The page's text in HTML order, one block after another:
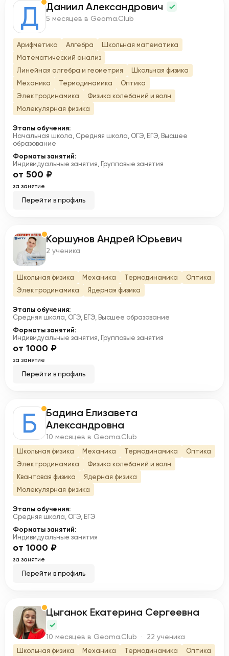
Д Даниил Александрович
5 месяцев в Geoma.Club
Арифметика Алгебра
Школьная математика
Математический анализ
Линейная алгебра и геометрия
Школьная физика
Механика
Термодинамика
Оптика
Электродинамика
Физика колебаний и волн
Молекулярная физика
Этапы обучения:
Начальная школа, Средняя школа, ОГЭ, ЕГЭ, Высшее
образование
Форматы занятий:
Индивидуальные занятия, Групповые занятия
от 500 ₽
за занятие
Перейти в профиль
К Коршунов Андрей Юрьевич
2 ученика
Школьная физика Механика Термодинамика
Оптика
Электродинамика
Ядерная физика
Этапы обучения:
Средняя школа, ОГЭ, ЕГЭ, Высшее образование
Форматы занятий:
Индивидуальные занятия, Групповые занятия
от 1000 ₽
за занятие
Перейти в профиль
Б
Бадина Елизавета
Александровна
10 месяцев в Geoma.Club
Школьная физика Механика Термодинамика
Оптика
Электродинамика
Физика колебаний и волн
Квантовая физика
Ядерная физика
Молекулярная физика
Этапы обучения:
Средняя школа, ОГЭ, ЕГЭ
Форматы занятий:
Индивидуальные занятия
от 1000 ₽
за занятие
Перейти в профиль
Ц Цыганок Екатерина Сергеевна
10 месяцев в Geoma.Club · 22 ученика
Школьная физика Механика Термодинамика Оптика